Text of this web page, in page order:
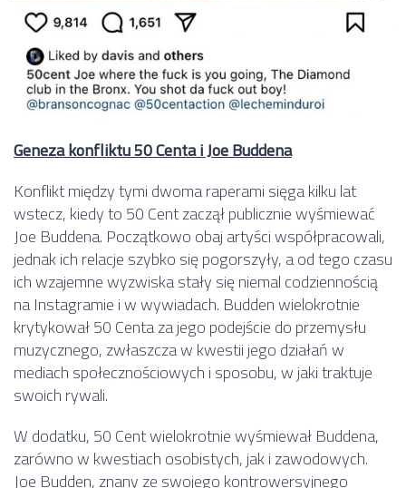
Geneza konfliktu 50 Centa i Joe Buddena
Konflikt między tymi dwoma raperami sięga kilku lat
wstecz, kiedy to 50 Cent zaczął publicznie wyśmiewać
Joe Buddena. Początkowo obaj artyści współpracowali,
jednak ich relacje szybko się pogorszyły, a od tego czasu
ich wzajemne wyzwiska stały się niemal codziennością
na Instagramie i w wywiadach. Budden wielokrotnie
krytykował 50 Centa za jego podejście do przemysłu
muzycznego, zwłaszcza w kwestii jego działań w
mediach społecznościowych i sposobu, w jaki traktuje
swoich rywali.
W dodatku, 50 Cent wielokrotnie wyśmiewał Buddena,
zarówno w kwestiach osobistych, jak i zawodowych.
Joe Budden, znany ze swojego kontrowersyjnego